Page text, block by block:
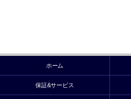
ホーム
保証&サービス